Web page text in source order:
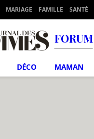
MARIAGE FAMILLE SANTÉ
FORUM
DÉCO MAMAN